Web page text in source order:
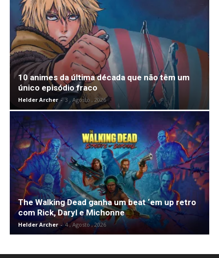
10 animes da última década que não têm um
único episódio fraco
Helder Archer - 3 , Agosto , 2026
The Walking Dead ganha um beat ‘em up retro
com Rick, Daryl e Michonne
Helder Archer - 4 , Agosto , 2026